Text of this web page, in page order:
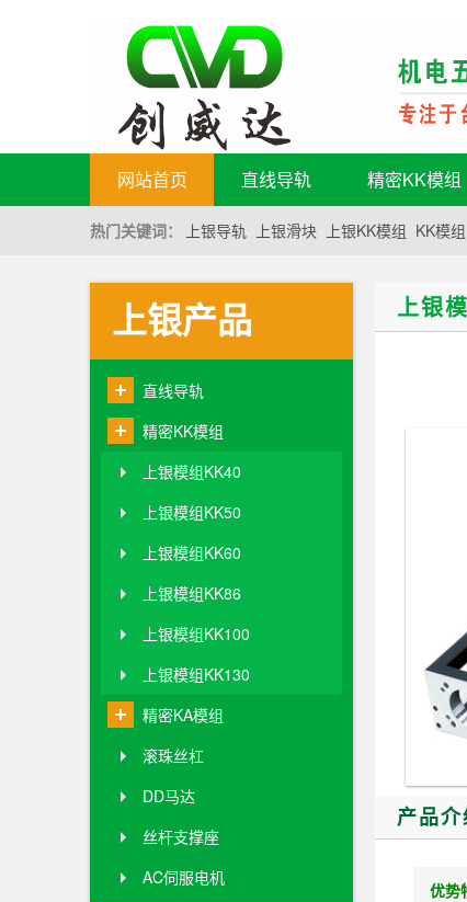
网站首页 直线导轨 精密KK模组
热门关键词： 上银导轨 上银滑块 上银KK模组 KK模组
上银产品
直线导轨
精密KK模组
上银模组KK40
上银模组KK50
上银模组KK60
上银模组KK86
上银模组KK100
上银模组KK130
精密KA模组
滚珠丝杠
DD马达
丝杆支撑座
AC伺服电机
上银
产品
优势